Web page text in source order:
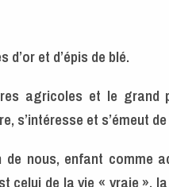
et d’épis de blé.
agricoles et le grand
s’intéresse et s’émeut
de nous, enfant comme
de la vie « vraie », la